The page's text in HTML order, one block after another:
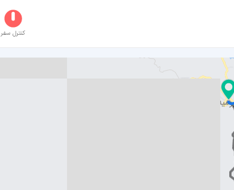
کنترل سفر